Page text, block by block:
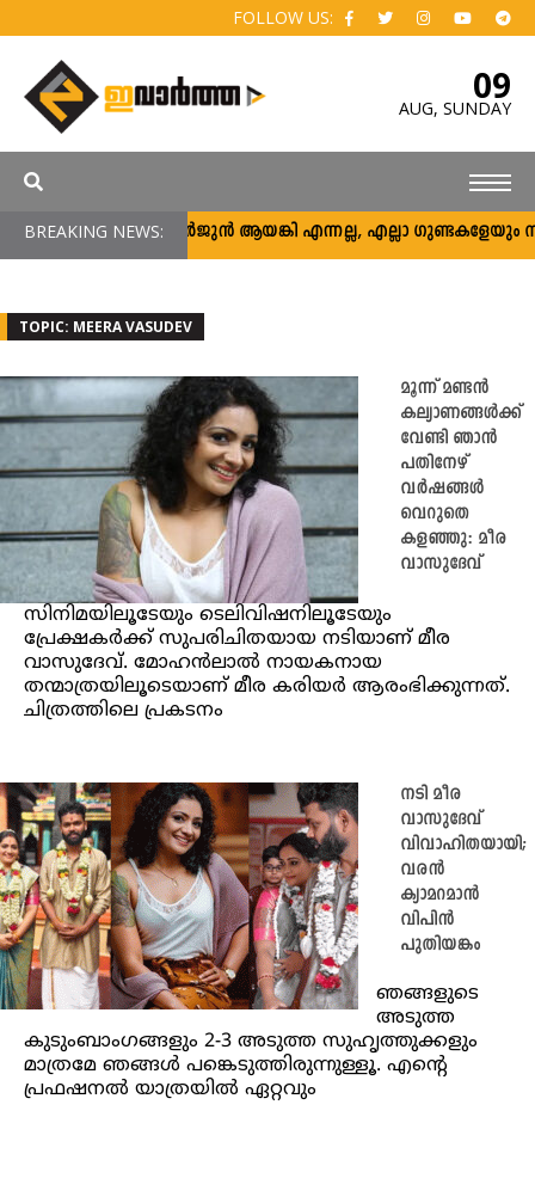
FOLLOW US:
09
AUG, SUNDAY
BREAKING NEWS:അര്‍ജുന്‍ ആയങ്കി എന്നല്ല, എല്ലാ ഗുണ്ടകളേയും
TOPIC: MEERA VASUDEV
മൂന്ന് മണ്ടന്‍
കല്യാണങ്ങള്‍ക്ക്
വേണ്ടി ഞാന്‍
പതിനേഴ്
വര്‍ഷങ്ങള്‍
വെറുതെ
കളഞ്ഞു: മീര
വാസുദേവ്
സിനിമയിലൂടേയും ടെലിവിഷനിലൂടേയും
പ്രേക്ഷകര്‍ക്ക് സുപരിചിതയായ നടിയാണ് മീര
വാസുദേവ്. മോഹന്‍ലാല്‍ നായകനായ
തന്മാത്രയിലൂടെയാണ് മീര കരിയര്‍ ആരംഭിക്കുന്നത്.
ചിത്രത്തിലെ പ്രകടനം
നടി മീര
വാസുദേവ്
വിവാഹിതയായി;
വരൻ
ക്യാമറമാൻ
വിപിൻ
പുതിയങ്കം
ഞങ്ങളുടെ
അടുത്ത
കുടുംബാംഗങ്ങളും 2-3 അടുത്ത സുഹൃത്തുക്കളും
മാത്രമേ ഞങ്ങൾ പങ്കെടുത്തിരുന്നുള്ളൂ. എന്റെ
പ്രഫഷനൽ യാത്രയിൽ ഏറ്റവും